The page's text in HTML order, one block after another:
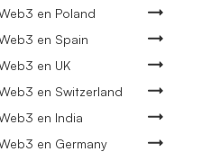
en Poland
en Spain
en UK
en Switzerland
en India
en Germany